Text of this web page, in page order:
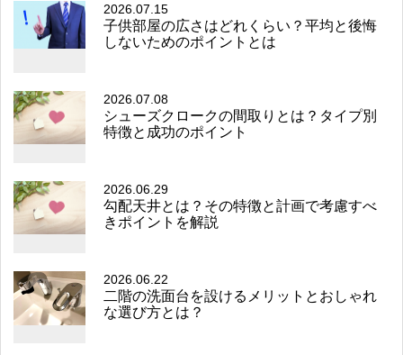
2026.07.15
子供部屋の広さはどれくらい？平均と後悔
しないためのポイントとは
2026.07.08
シューズクロークの間取りとは？タイプ別
特徴と成功のポイント
2026.06.29
勾配天井とは？その特徴と計画で考慮すべ
きポイントを解説
2026.06.22
二階の洗面台を設けるメリットとおしゃれ
な選び方とは？